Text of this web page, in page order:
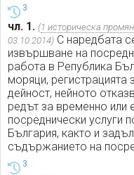
3
чл. 1. (1 историческа
03.10.2014) С наредбата
извършване на
работа в Република
моряци,
дейност, нейното
редът за временно или
посреднически услуги
България, както и
съдържанието на
3